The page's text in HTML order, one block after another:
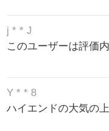
j * * J
このユーザーは評価
Y * * 8
ハイエンドの大気の